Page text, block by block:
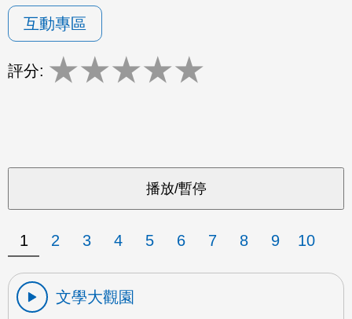
互動專區
評分: ★★★★★
1 2 3 4 5 6 7 8 9 10
文學大觀園